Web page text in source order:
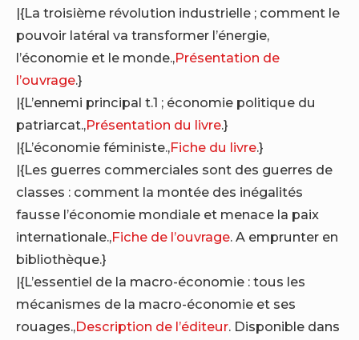
|{La troisième révolution industrielle ; comment le
pouvoir latéral va transformer l’énergie,
l’économie et le monde.,Présentation de
l’ouvrage.}
|{L’ennemi principal t.1 ; économie politique du
patriarcat.,Présentation du livre.}
|{L’économie féministe.,Fiche du livre.}
|{Les guerres commerciales sont des guerres de
classes : comment la montée des inégalités
fausse l’économie mondiale et menace la paix
internationale.,Fiche de l’ouvrage. A emprunter en
bibliothèque.}
|{L’essentiel de la macro-économie : tous les
mécanismes de la macro-économie et ses
rouages.,Description de l’éditeur. Disponible dans